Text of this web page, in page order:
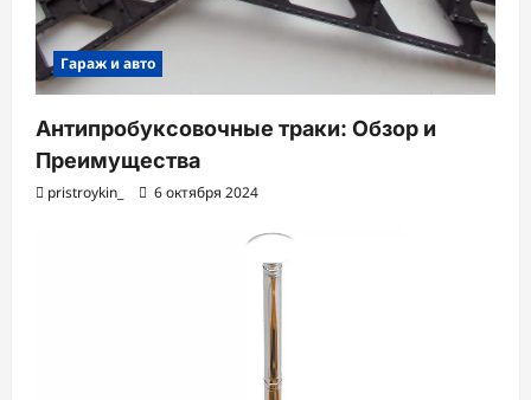
Гараж и авто
Антипробуксовочные траки: Обзор и
Преимущества
pristroykin_ 6 октября 2024